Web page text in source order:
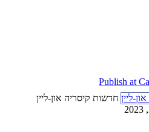
Publish at
חדשות קיסריה און-ליין